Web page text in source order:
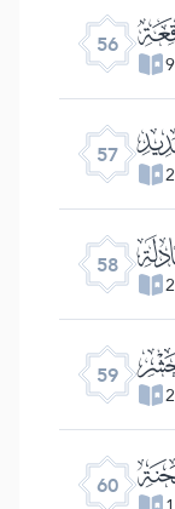
56
57
58
59
60